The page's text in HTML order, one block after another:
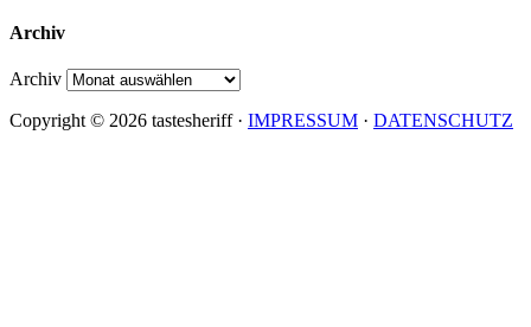
Archiv
Archiv
Copyright © 2026 tastesheriff · IMPRESSUM · DATENSCHUTZ